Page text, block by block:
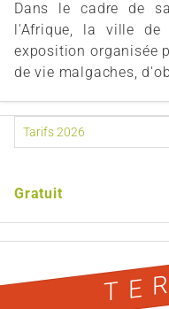
Dans le cadre de
l'Afrique, la ville de
exposition organisée
de vie malgaches,
Gratuit